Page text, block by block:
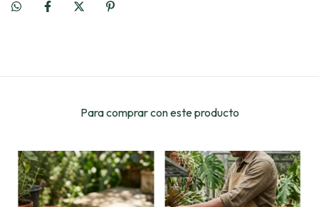
Para comprar con este producto